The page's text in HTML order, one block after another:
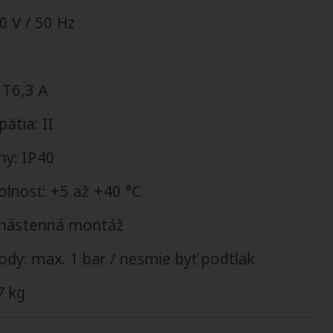
V / 50 Hz
A
II
IP40
+5 až +40 °C
montáž
max. 1 bar / nesmie byť podtlak
kg